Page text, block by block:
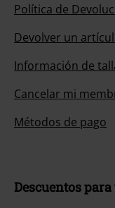
Política de
Devolver un
Información de
Cancelar mi
Métodos de pago
Descuentos